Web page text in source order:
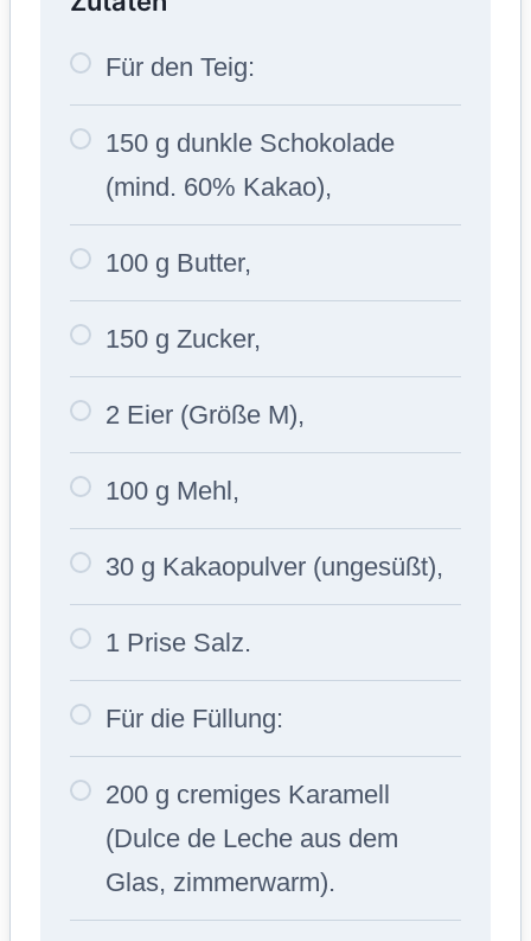
Für den Teig:
150 g dunkle Schokolade
(mind. 60% Kakao),
100 g Butter,
150 g Zucker,
2 Eier (Größe M),
100 g Mehl,
30 g Kakaopulver (ungesüßt),
1 Prise Salz.
Für die Füllung:
200 g cremiges Karamell
(Dulce de Leche aus dem
Glas, zimmerwarm).